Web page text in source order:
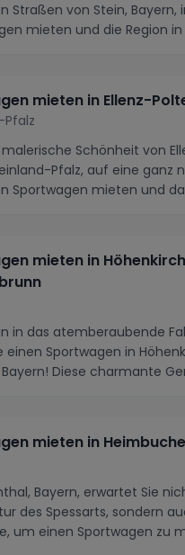
Straßen von Stein, Bayern,
mieten und die Region in
mieten in Ellenz-
Pfalz
malerische Schönheit von
Pfalz, auf eine ganz
Sportwagen mieten und
mieten in
in das atemberaubende
einen Sportwagen in
Diese charmante
mieten in
Bayern, erwartet Sie
des Spessarts, sondern
um einen Sportwagen zu